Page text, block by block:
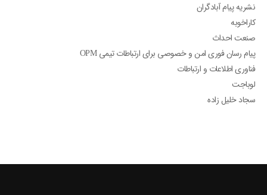
نشریه پیام آبادگران
کاراخوبه
صنعت احداث
پیام رسان فوری امن و خصوصی برای ارتباطات تیمی OPM
فناوری اطلاعات و ارتباطات
لوباجت
سجاد خلیل زاده